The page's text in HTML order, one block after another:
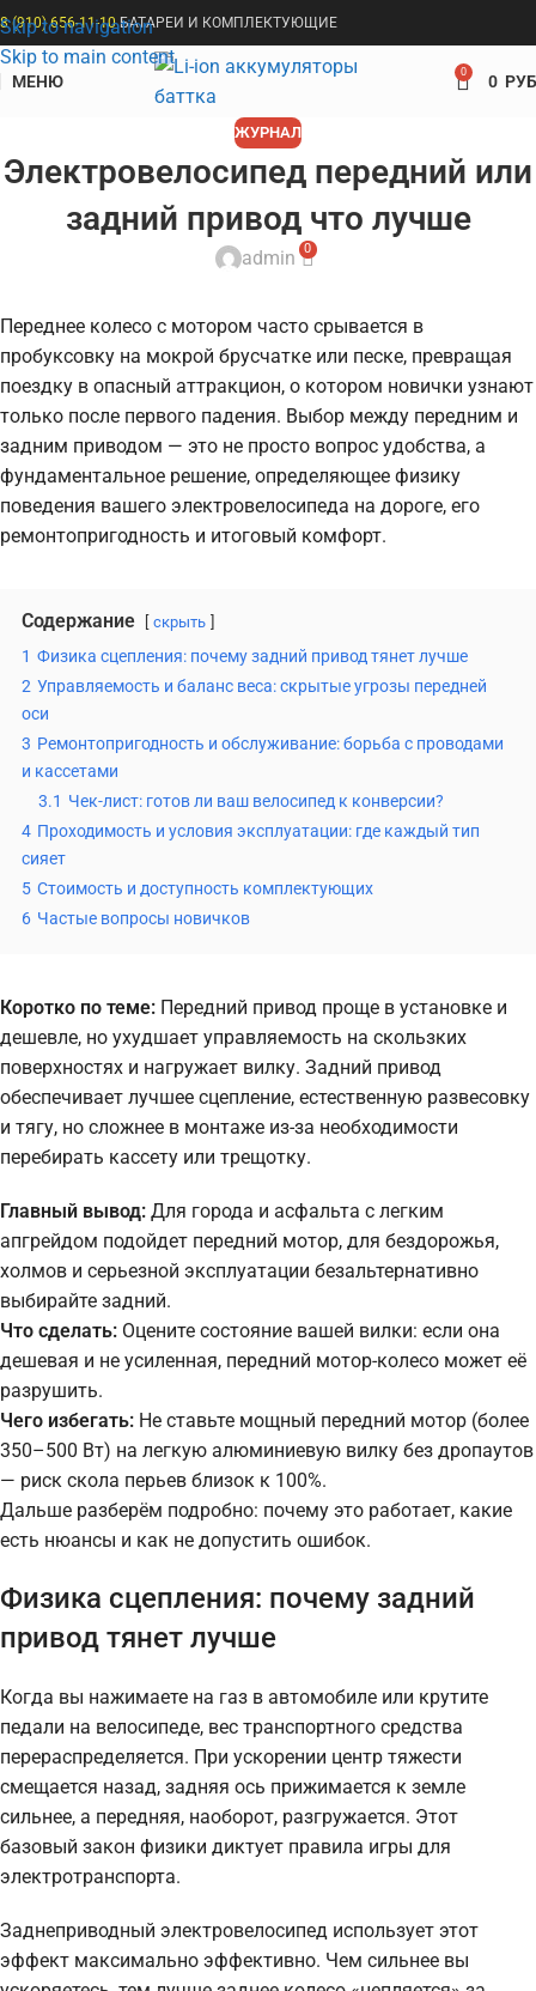
Skip to navigation
Skip to main content
8 (910) 656-11-10БАТАРЕИ И КОМПЛЕКТУЮЩИЕ
МЕНЮ 0 0
ЖУРНАЛ
Электровелосипед передний или
задний привод что лучше
admin 0
Переднее колесо с мотором часто срывается в
пробуксовку на мокрой брусчатке или песке, превращая
поездку в опасный аттракцион, о котором новички узнают
только после первого падения. Выбор между передним и
задним приводом — это не просто вопрос удобства, а
фундаментальное решение, определяющее физику
поведения вашего электровелосипеда на дороге, его
ремонтопригодность и итоговый комфорт.
Содержание скрыть
1 Физика сцепления: почему задний привод тянет лучше
2 Управляемость и баланс веса: скрытые угрозы передней
оси
3 Ремонтопригодность и обслуживание: борьба с проводами
и кассетами
3.1 Чек-лист: готов ли ваш велосипед к конверсии?
4 Проходимость и условия эксплуатации: где каждый тип
сияет
5 Стоимость и доступность комплектующих
6 Частые вопросы новичков
Коротко по теме: Передний привод проще в установке и
дешевле, но ухудшает управляемость на скользких
поверхностях и нагружает вилку. Задний привод
обеспечивает лучшее сцепление, естественную развесовку
и тягу, но сложнее в монтаже из-за необходимости
перебирать кассету или трещотку.
Главный вывод: Для города и асфальта с легким
апгрейдом подойдет передний мотор, для бездорожья,
холмов и серьезной эксплуатации безальтернативно
выбирайте задний.
Что сделать: Оцените состояние вашей вилки: если она
дешевая и не усиленная, передний мотор-колесо может её
разрушить.
Чего избегать: Не ставьте мощный передний мотор (более
350–500 Вт) на легкую алюминиевую вилку без дропаутов
— риск скола перьев близок к 100%.
Дальше разберём подробно: почему это работает, какие
есть нюансы и как не допустить ошибок.
Физика сцепления: почему задний
привод тянет лучше
Когда вы нажимаете на газ в автомобиле или крутите
педали на велосипеде, вес транспортного средства
перераспределяется. При ускорении центр тяжести
смещается назад, задняя ось прижимается к земле
сильнее, а передняя, наоборот, разгружается. Этот
базовый закон физики диктует правила игры для
электротранспорта.
Заднеприводный электровелосипед использует этот
эффект максимально эффективно. Чем сильнее вы